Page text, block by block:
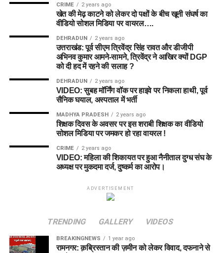
CRIME 2 years ago
खेत की मेढ़ काटने को लेकर दो पक्षों के बीच खूनी संघर्ष का
वीडियो सोशल मिडिया पर वायरल….
DEHRADUN 2 years ago
उत्तराखंड: पूर्व सीएम त्रिवेंद्र सिंह रावत और डीजीपी
अभिनव कुमार आमने-सामने, त्रिवेंद्र ने आखिर क्यों DGP
को दी हद में रहने की सलाह ?
DEHRADUN 2 years ago
VIDEO: सुबह मॉर्निंग वॉक पर हाइवे पर निकला हाथी, पूर्व
सैनिक घयाल, अस्पताल में भर्ती
MADHYA PRADESH 2 years ago
शिक्षक दिवस के अवसर पर इस शराबी शिक्षक का वीडियो
सोशल मिडिया पर जमकर हो रहा वायरल !
CRIME 2 years ago
VIDEO: महिला की शिकायत पर हुआ नैनीताल दुग्ध संघ के
अध्यक्ष पर मुकदमा दर्ज, दुष्कर्म का आरोप।
ADVERTISEMENT
TRENDING GALLERY VIDEOS
BREAKINGNEWS 1 year ago
रामनगर: क़ब्रिस्तान की ज़मीन को लेकर विवाद, दफनाने से